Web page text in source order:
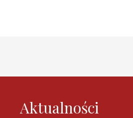
Aktualności